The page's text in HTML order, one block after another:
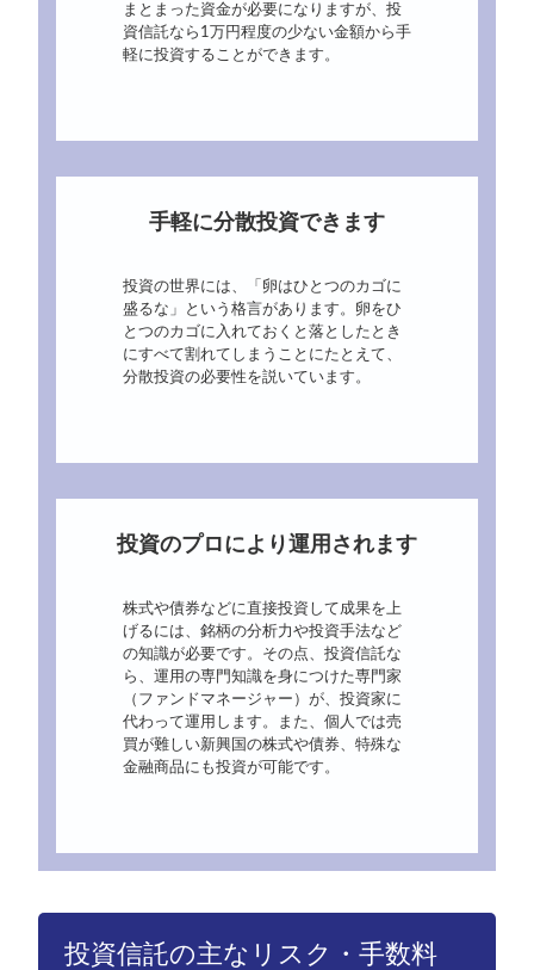
まとまった資金が必要になりますが、投
資信託なら1万円程度の少ない金額から手
軽に投資することができます。
手軽に分散投資できます
投資の世界には、「卵はひとつのカゴに
盛るな」という格言があります。卵をひ
とつのカゴに入れておくと落としたとき
にすべて割れてしまうことにたとえて、
分散投資の必要性を説いています。
投資のプロにより運用されます
株式や債券などに直接投資して成果を上
げるには、銘柄の分析力や投資手法など
の知識が必要です。その点、投資信託な
ら、運用の専門知識を身につけた専門家
（ファンドマネージャー）が、投資家に
代わって運用します。また、個人では売
買が難しい新興国の株式や債券、特殊な
金融商品にも投資が可能です。
投資信託の主なリスク・手数料